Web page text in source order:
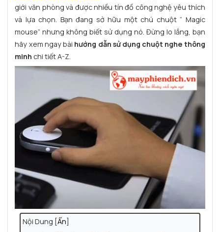
giới văn phòng và được nhiều tín đồ công nghệ yêu thích
và lựa chọn. Bạn đang sở hữu một chú chuột “ Magic
mouse” nhưng không biết sử dụng nó. Đừng lo lắng, bạn
hãy xem ngay bài hướng dẫn sử dụng chuột nghe thông
minh chi tiết A-Z.
Nội Dung [ Ẩn